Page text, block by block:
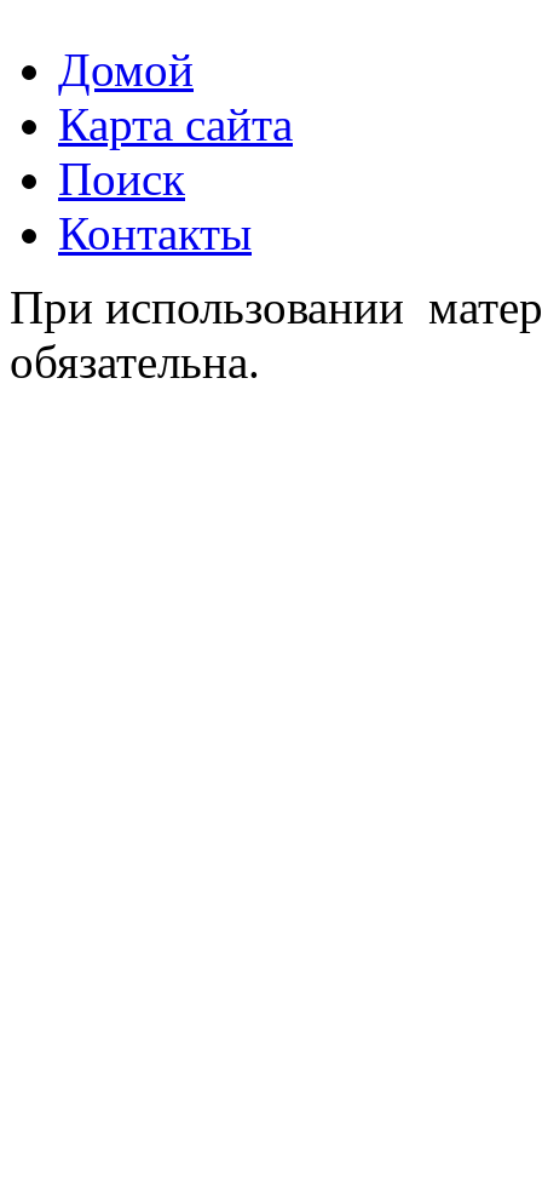
Домой
Карта сайта
Поиск
Контакты
При использовании
обязательна.